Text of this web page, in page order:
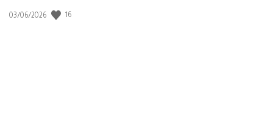
:
state
Date
03/06/2026 16